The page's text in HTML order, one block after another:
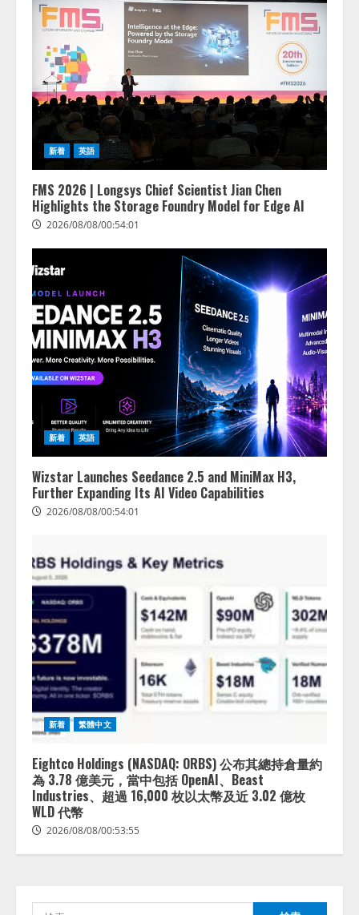
新着 英語
FMS 2026 | Longsys Chief Scientist Jian Chen
Highlights the Storage Foundry Model for Edge AI
2026/08/08/00:54:01
新着 英語
Wizstar Launches Seedance 2.5 and MiniMax H3,
Further Expanding Its AI Video Capabilities
2026/08/08/00:54:01
新着 繁體中文
Eightco Holdings (NASDAQ: ORBS) 公布其總持倉量約
為 3.78 億美元，當中包括 OpenAI、Beast
Industries、超過 16,000 枚以太幣及近 3.02 億枚
WLD 代幣
2026/08/08/00:53:55
2
lmessage、MCP接続機能を強化
し、AIから設定操作できる機能を
拡充
2026/08/07/13:53:50
する調査】AIを組織として導入で
きている企業は26.8％。AI導入企
業の68.0％が、自社でのAI導入・
活用は「上手くいっている」と回
答
ナレッジワーク、AIエンジニア油
の業界特化LLM」の開発とAI研究